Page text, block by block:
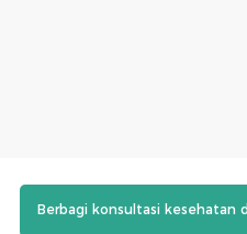
Berbagi konsultasi kesehatan